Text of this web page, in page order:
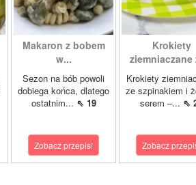
Makaron z bobem
w...
Sezon na bób powoli
dobiega końca, dlatego
ostatnim... ⇖ 19
Zobacz przepis!
Krokiety
ziemniaczane
Krokiety
ze szpinakiem i
serem –... ⇖
Zobacz